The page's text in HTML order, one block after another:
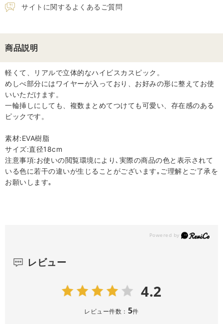
サイトに関するよくあるご質問
商品説明
軽くて、リアルで立体的なハイビスカスピック。
めしべ部分にはワイヤーが入っており、お好みの形に整えてお使
いいただけます。
一輪挿しにしても、複数まとめてつけても可愛い、存在感のある
ピックです。
素材:EVA樹脂
サイズ:直径18cm
注意事項:お使いの閲覧環境により､実際の商品の色と表示されて
いる色に若干の違いが生じることがございます｡ご理解とご了承を
お願いします｡
レビュー
4.2
レビュー件数： 5件